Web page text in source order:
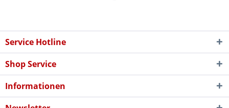
Service Hotline
Shop Service
Informationen